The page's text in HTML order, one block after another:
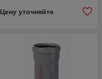
Цену уточняйте